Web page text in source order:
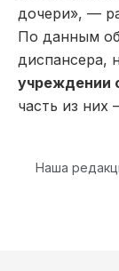
дочери», —
По данным
диспансера,
учреждении
часть из них
Наша